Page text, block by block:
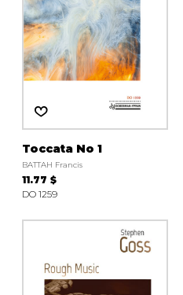
Toccata No 1
BATTAH Francis
11.77 $
DO 1259